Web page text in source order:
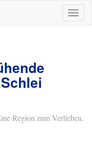
ein-/
Region zum Verlieben.